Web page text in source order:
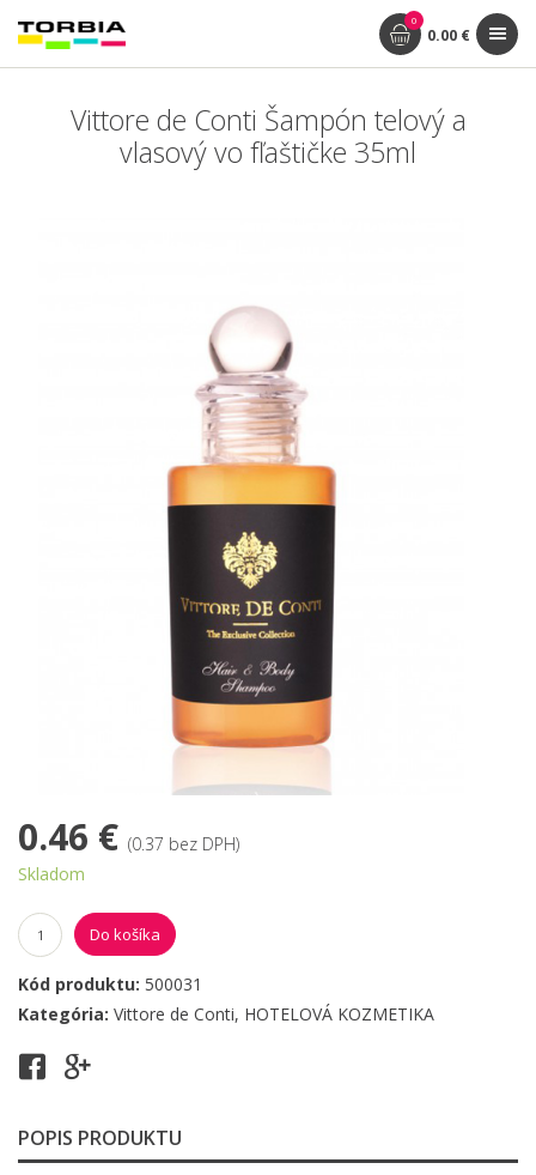
0
0.00 €
Vittore de Conti Šampón telový a
vlasový vo fľaštičke 35ml
0.46 € (0.37 bez DPH)
Skladom
Do košíka
Kód produktu: 500031
Kategória: Vittore de Conti, HOTELOVÁ KOZMETIKA
POPIS PRODUKTU